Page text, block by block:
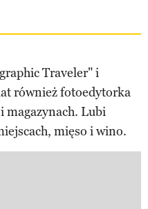
Traveler" i
również fotoedytorka
magazynach. Lubi
mięso i wino.